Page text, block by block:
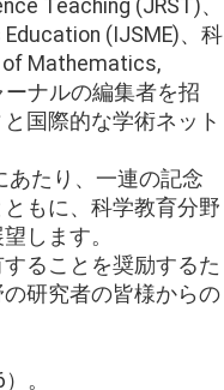
Teaching (JRST)、
(IJSME)、科
of Mathematics,
ーナルの編集者を招
国際的な学術ネット
あたり、一連の記念
もに、科学教育分野
します。
ることを奨励するた
研究者の皆様からの
。